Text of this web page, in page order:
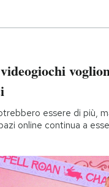
essere di più,
online continua a